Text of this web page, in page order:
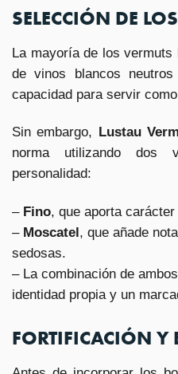
SELECCIÓN DE
La mayoría de los
de vinos blancos
capacidad para servir
Sin embargo, Lustau
norma utilizando dos
personalidad:
– Fino, que aporta
– Moscatel , que añade
sedosas.
– La combinación de
identidad propia y un
FORTIFICACIÓN Y